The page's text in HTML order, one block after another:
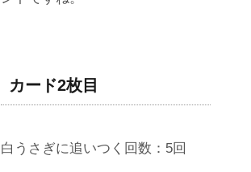
カード2枚目
白うさぎに追いつく回数：5回